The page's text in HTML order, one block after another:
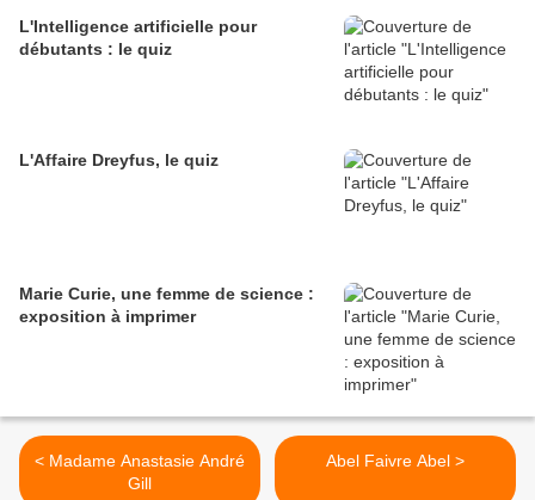
L'Intelligence artificielle pour
débutants : le quiz
L'Affaire Dreyfus, le quiz
Marie Curie, une femme de science :
exposition à imprimer
< Madame Anastasie André
Gill
Abel Faivre Abel >